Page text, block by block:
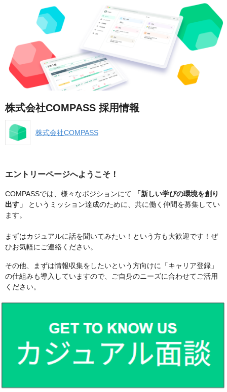
株式会社COMPASS 採用情報
株式会社COMPASS
エントリーページへようこそ！
COMPASSでは、様々なポジションにて
「新しい学びの環境を創り
出す」
というミッション達成のために、共に働く仲間を募集してい
ます。
まずはカジュアルに話を聞いてみたい！という方も大歓迎です！ぜ
ひお気軽にご連絡ください。
その他、まずは情報収集をしたいという方向けに「キャリア登録」
の仕組みも導入していますので、ご自身のニーズに合わせてご活用
ください。